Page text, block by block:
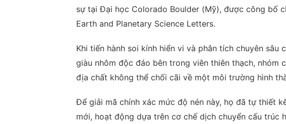
sự tại Đại học Colorado Boulder (Mỹ), được công bố
Earth and Planetary Science Letters.
Khi tiến hành soi kính hiển vi và phân tích chuyên
giàu nhôm độc đáo bên trong viên thiên thạch, nhóm
địa chất không thể chối cãi về một môi trường hình
Để giải mã chính xác mức độ nén này, họ đã tự thiết
mới, hoạt động dựa trên cơ chế dịch chuyển cấu trúc